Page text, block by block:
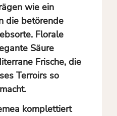
wie ein
die betörende
Florale
Säure
Frische, die
Terroirs so
komplettiert